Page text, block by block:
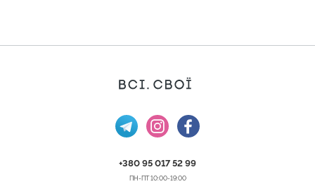
+380 95 017 52 99
ПН-ПТ 10:00-19:00